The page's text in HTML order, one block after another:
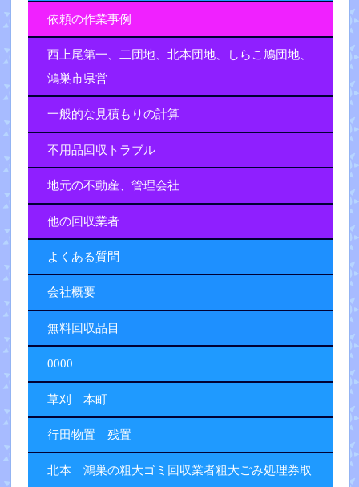
依頼の作業事例
西上尾第一、二団地、北本団地、しらこ鳩団地、
鴻巣市県営
一般的な見積もりの計算
不用品回収トラブル
地元の不動産、管理会社
他の回収業者
よくある質問
会社概要
無料回収品目
0000
草刈 本町
行田物置 残置
北本 鴻巣の粗大ゴミ回収業者粗大ごみ処理券取